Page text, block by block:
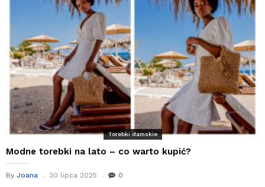
Torebki damskie
Modne torebki na lato – co warto kupić?
By Joana 30 lipca 2025 0